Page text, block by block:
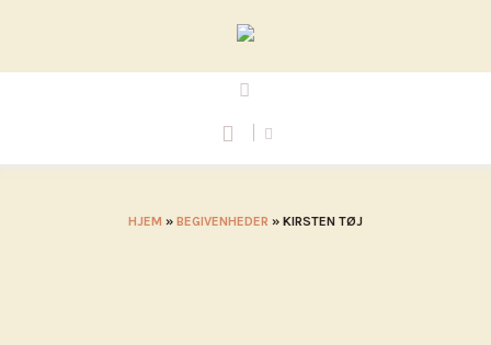
HJEM » BEGIVENHEDER » KIRSTEN TØJ